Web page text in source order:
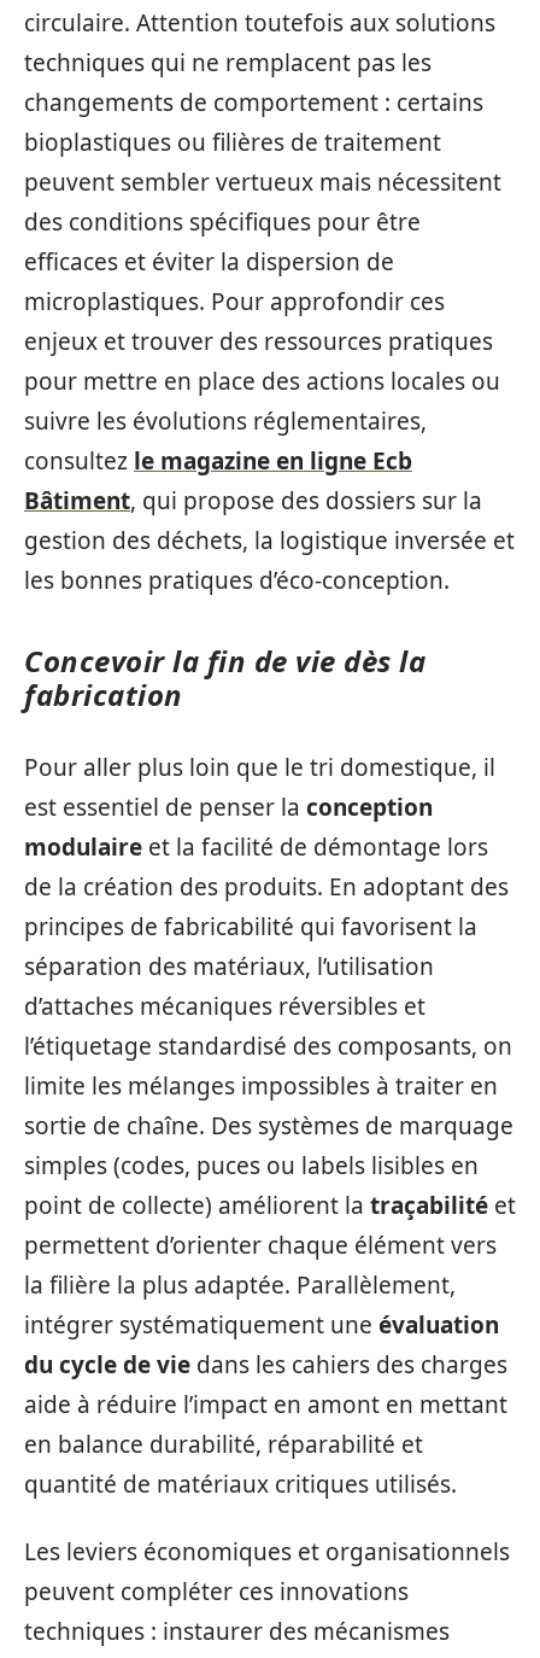
circulaire. Attention toutefois aux solutions
techniques qui ne remplacent pas les
changements de comportement : certains
bioplastiques ou filières de traitement
peuvent sembler vertueux mais nécessitent
des conditions spécifiques pour être
efficaces et éviter la dispersion de
microplastiques. Pour approfondir ces
enjeux et trouver des ressources pratiques
pour mettre en place des actions locales ou
suivre les évolutions réglementaires,
consultez le magazine en ligne Ecb
Bâtiment, qui propose des dossiers sur la
gestion des déchets, la logistique inversée et
les bonnes pratiques d’éco-conception.
Concevoir la fin de vie dès la
fabrication
Pour aller plus loin que le tri domestique, il
est essentiel de penser la conception
modulaire et la facilité de démontage lors
de la création des produits. En adoptant des
principes de fabricabilité qui favorisent la
séparation des matériaux, l’utilisation
d’attaches mécaniques réversibles et
l’étiquetage standardisé des composants, on
limite les mélanges impossibles à traiter en
sortie de chaîne. Des systèmes de marquage
simples (codes, puces ou labels lisibles en
point de collecte) améliorent la traçabilité et
permettent d’orienter chaque élément vers
la filière la plus adaptée. Parallèlement,
intégrer systématiquement une évaluation
du cycle de vie dans les cahiers des charges
aide à réduire l’impact en amont en mettant
en balance durabilité, réparabilité et
quantité de matériaux critiques utilisés.
Les leviers économiques et organisationnels
peuvent compléter ces innovations
techniques : instaurer des mécanismes